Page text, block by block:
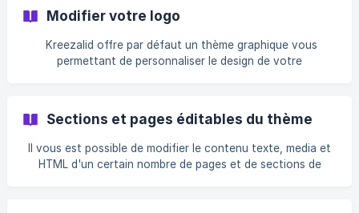
Modifier votre logo
Kreezalid offre par défaut un thème graphique vous
permettant de personnaliser le design de votre
Sections et pages éditables du thème
Il vous est possible de modifier le contenu texte, media et
HTML d'un certain nombre de pages et de sections de